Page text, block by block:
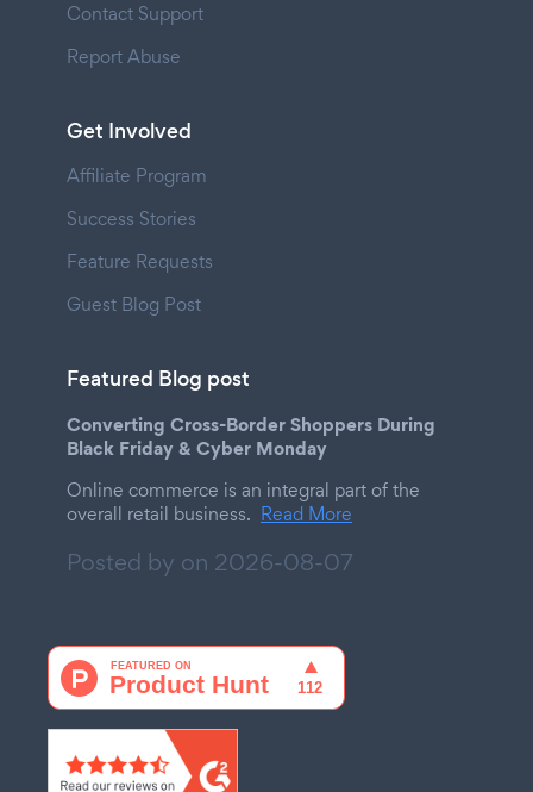
Contact Support
Report Abuse
Get Involved
Affiliate Program
Success Stories
Feature Requests
Guest Blog Post
Featured Blog post
Converting Cross-Border Shoppers During
Black Friday & Cyber Monday
Online commerce is an integral part of the
overall retail business. Read More
Posted by on 2026-08-07